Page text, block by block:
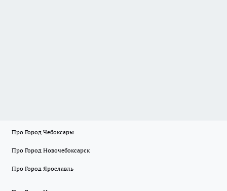
Про Город Чебоксары
Про Город Новочебоксарск
Про Город Ярославль